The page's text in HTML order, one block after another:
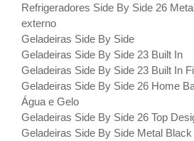
Refrigeradores Side By Side 26
externo
Geladeiras Side By Side
Geladeiras Side By Side 23 Built In
Geladeiras Side By Side 23 Built In
Geladeiras Side By Side 26 Home
Água e Gelo
Geladeiras Side By Side 26 Top
Geladeiras Side By Side Metal Black